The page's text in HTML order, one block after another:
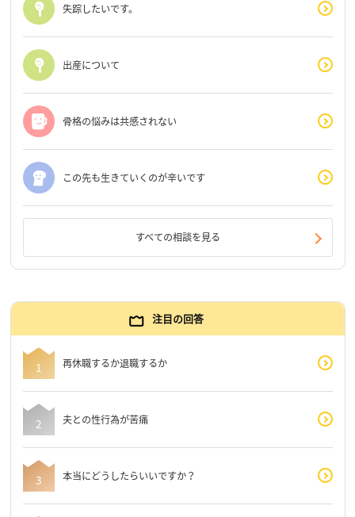
失踪したいです。
出産について
骨格の悩みは共感されない
この先も生きていくのが辛いです
すべての相談を見る
注目の回答
再休職するか退職するか
夫との性行為が苦痛
本当にどうしたらいいですか？